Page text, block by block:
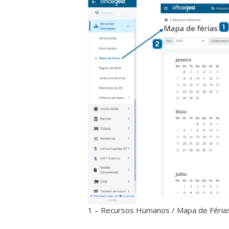
1 – Recursos Humanos / Mapa de